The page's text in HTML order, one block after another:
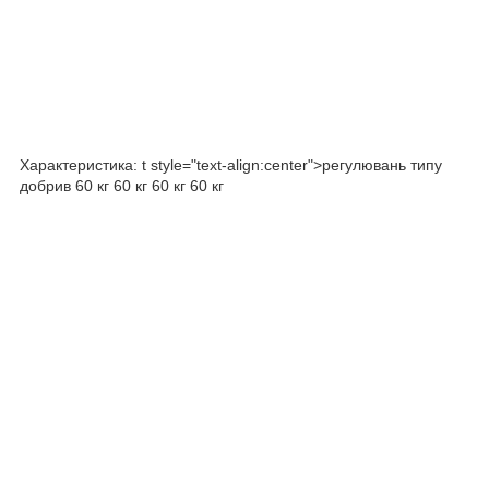
Характеристика: t style="text-align:center">регулювань типу
добрив 60 кг 60 кг 60 кг 60 кг